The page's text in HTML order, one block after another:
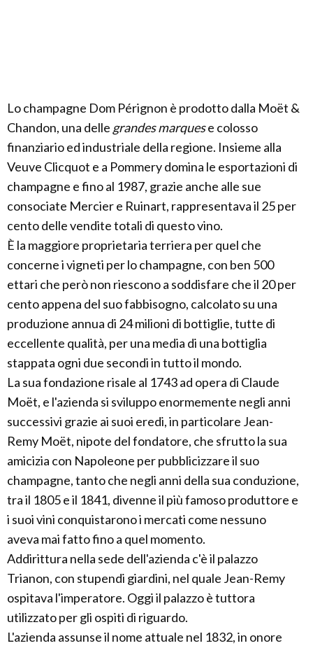
Lo champagne Dom Pérignon è prodotto dalla Moët &
Chandon, una delle grandes marquese colosso
finanziario ed industriale della regione. Insieme alla
Veuve Clicquot e a Pommery domina le esportazioni di
champagne e fino al 1987, grazie anche alle sue
consociate Mercier e Ruinart, rappresentava il 25 per
cento delle vendite totali di questo vino.
È la maggiore proprietaria terriera per quel che
concerne i vigneti per lo champagne, con ben 500
ettari che però non riescono a soddisfare che il 20 per
cento appena del suo fabbisogno, calcolato su una
produzione annua di 24 milioni di bottiglie, tutte di
eccellente qualità, per una media di una bottiglia
stappata ogni due secondi in tutto il mondo.
La sua fondazione risale al 1743 ad opera di Claude
Moët, e l'azienda si sviluppo enormemente negli anni
successivi grazie ai suoi eredi, in particolare Jean-
Remy Moët, nipote del fondatore, che sfrutto la sua
amicizia con Napoleone per pubblicizzare il suo
champagne, tanto che negli anni della sua conduzione,
tra il 1805 e il 1841, divenne il più famoso produttore e
i suoi vini conquistarono i mercati come nessuno
aveva mai fatto fino a quel momento.
Addirittura nella sede dell'azienda c'è il palazzo
Trianon, con stupendi giardini, nel quale Jean-Remy
ospitava l'imperatore. Oggi il palazzo è tuttora
utilizzato per gli ospiti di riguardo.
L'azienda assunse il nome attuale nel 1832, in onore